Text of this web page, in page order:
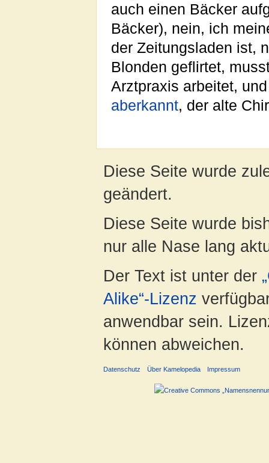
auch einen Bäcker
Bäcker), nein, ich
der Zeitungsladen ist,
Blonden geflirtet,
Arztpraxis arbeitet,
aberkannt, der alte
Diese Seite wurde
geändert.
Diese Seite wurde
nur alle Nase lang
Der Text ist unter der
Alike“-Lizenz
anwendbar sein.
können abweichen.
Datenschutz Über Kamelopedia Impressum